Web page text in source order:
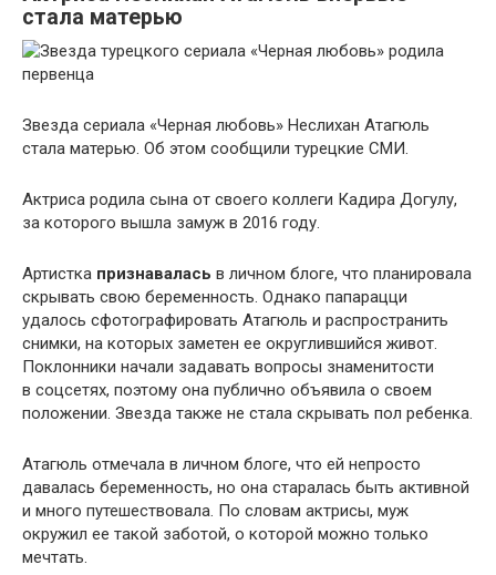
стала матерью
Звезда сериала «Черная любовь» Неслихан Атагюль
стала матерью. Об этом сообщили турецкие СМИ.
Актриса родила сына от своего коллеги Кадира Догулу,
за которого вышла замуж в 2016 году.
Артистка признавалась в личном блоге, что планировала
скрывать свою беременность. Однако папарацци
удалось сфотографировать Атагюль и распространить
снимки, на которых заметен ее округлившийся живот.
Поклонники начали задавать вопросы знаменитости
в соцсетях, поэтому она публично объявила о своем
положении. Звезда также не стала скрывать пол ребенка.
Атагюль отмечала в личном блоге, что ей непросто
давалась беременность, но она старалась быть активной
и много путешествовала. По словам актрисы, муж
окружил ее такой заботой, о которой можно только
мечтать.